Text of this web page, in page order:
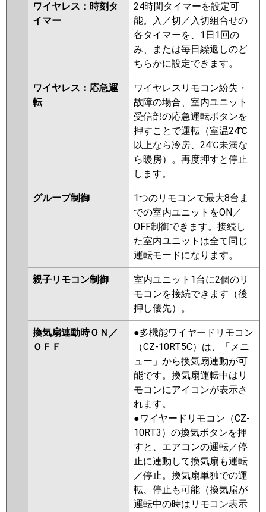
ワイヤレス：時刻タ
イマー
24時間タイマーを設定可
能。入／切／入切組合せの
各タイマーを、1日1回の
み、または毎日繰返しのど
ちらかに設定できます。
ワイヤレス：応急運
転
ワイヤレスリモコン紛失・
故障の場合、室内ユニット
受信部の応急運転ボタンを
押すことで運転（室温24℃
以上なら冷房、24℃未満な
ら暖房）。再度押すと停止
します。
グループ制御
1つのリモコンで最大8台ま
での室内ユニットをON／
OFF制御できます。接続し
た室内ユニットは全て同じ
運転モードになります。
親子リモコン制御
室内ユニット1台に2個のリ
モコンを接続できます（後
押し優先）。
換気扇連動時ＯＮ／
ＯＦＦ
●多機能ワイヤードリモコン
（CZ-10RT5C）は、「メニ
ュー」から換気扇連動が可
能です。換気扇運転中はリ
モコンにアイコンが表示さ
れます。
●ワイヤードリモコン（CZ-
10RT3）の換気ボタンを押
すと、エアコンの運転／停
止に連動して換気扇も運転
／停止。換気扇単独での運
転、停止も可能（換気扇が
運転中の時はリモコン表示